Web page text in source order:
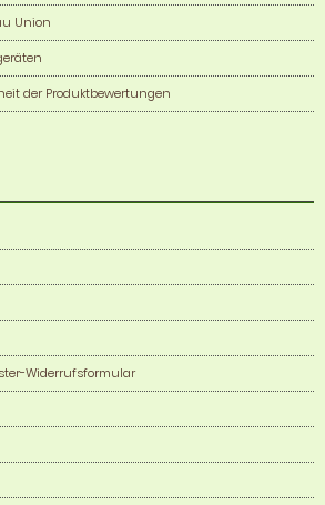
Union
der Produktbewertungen
Widerrufsformular